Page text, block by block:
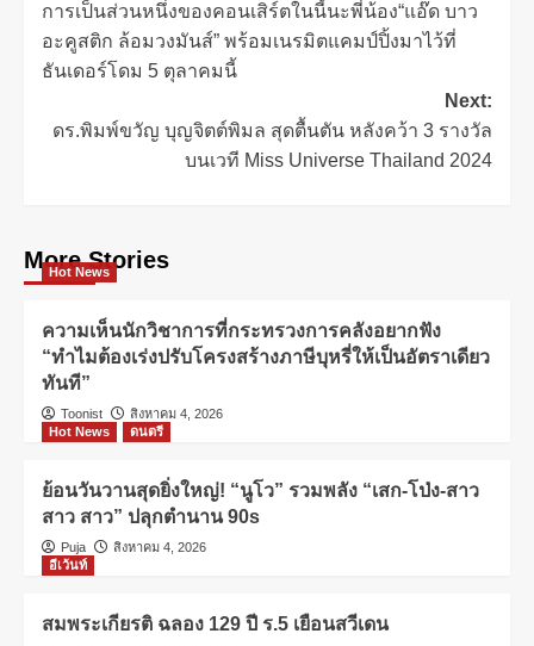
การเป็นส่วนหนึ่งของคอนเสิร์ตในนี้นะพี่น้อง“แอ๊ด บาว
อะคูสติก ล้อมวงมันส์” พร้อมเนรมิตแคมป์ปิ้งมาไว้ที่
ธันเดอร์โดม 5 ตุลาคมนี้
Next:
ดร.พิมพ์ขวัญ บุญจิตต์พิมล สุดตื้นตัน หลังคว้า 3 รางวัล
บนเวที Miss Universe Thailand 2024
More Stories
Hot News
ความเห็นนักวิชาการที่กระทรวงการคลังอยากฟัง
“ทำไมต้องเร่งปรับโครงสร้างภาษีบุหรี่ให้เป็นอัตราเดียว
ทันที”
Toonist
สิงหาคม 4, 2026
Hot News
ดนตรี
ย้อนวันวานสุดยิ่งใหญ่! “นูโว” รวมพลัง “เสก-โป่ง-สาว
สาว สาว” ปลุกตำนาน 90s
Puja
สิงหาคม 4, 2026
อีเว้นท์
สมพระเกียรติ ฉลอง 129 ปี ร.5 เยือนสวีเดน